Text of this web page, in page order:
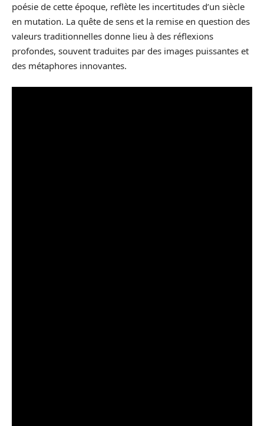
poésie de cette époque, reflète les incertitudes d’un siècle
en mutation. La quête de sens et la remise en question des
valeurs traditionnelles donne lieu à des réflexions
profondes, souvent traduites par des images puissantes et
des métaphores innovantes.